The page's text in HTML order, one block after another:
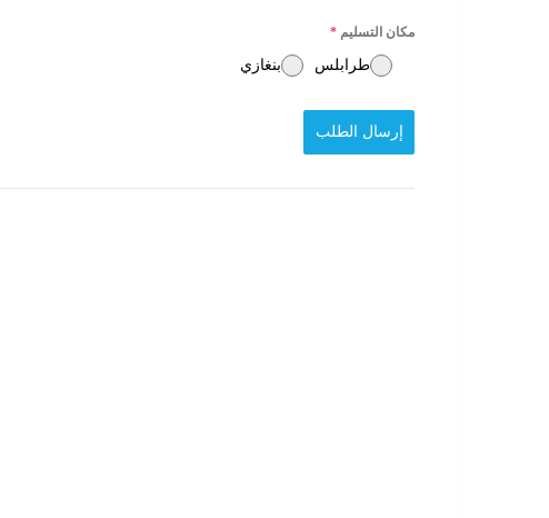
مكان التسليم *
طرابلس بنغازي
إرسال الطلب